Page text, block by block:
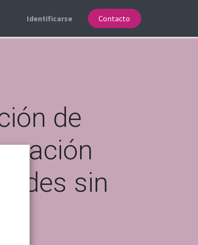
Identificarse Contacto
de
sin